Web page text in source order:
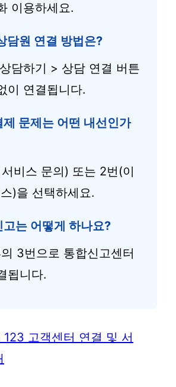
이용하세요.
담원 연결 방법은?
담하기 > 상담 연결 버튼
이 연결됩니다.
제 문제는 어떤 내선인가
비스 문의) 또는 2번(이
)을 선택하세요.
고는 어떻게 하나요?
3번으로 통합신고센터
됩니다.
123 고객센터 연결 및 서